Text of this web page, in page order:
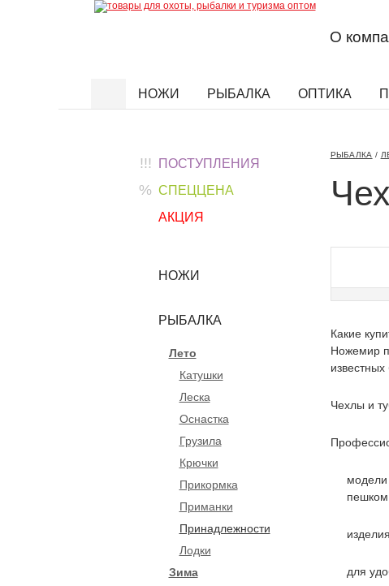
О
НОЖИ РЫБАЛКА ОПТИКА
!!! ПОСТУПЛЕНИЯ
% СПЕЦЦЕНА
АКЦИЯ
НОЖИ
РЫБАЛКА
Лето
Катушки
Леска
Оснастка
Грузила
Крючки
Прикормка
Приманки
Принадлежности
Лодки
Зима
РЫБАЛКА /
Какие
Ножемир
Чехлы и
модели
для